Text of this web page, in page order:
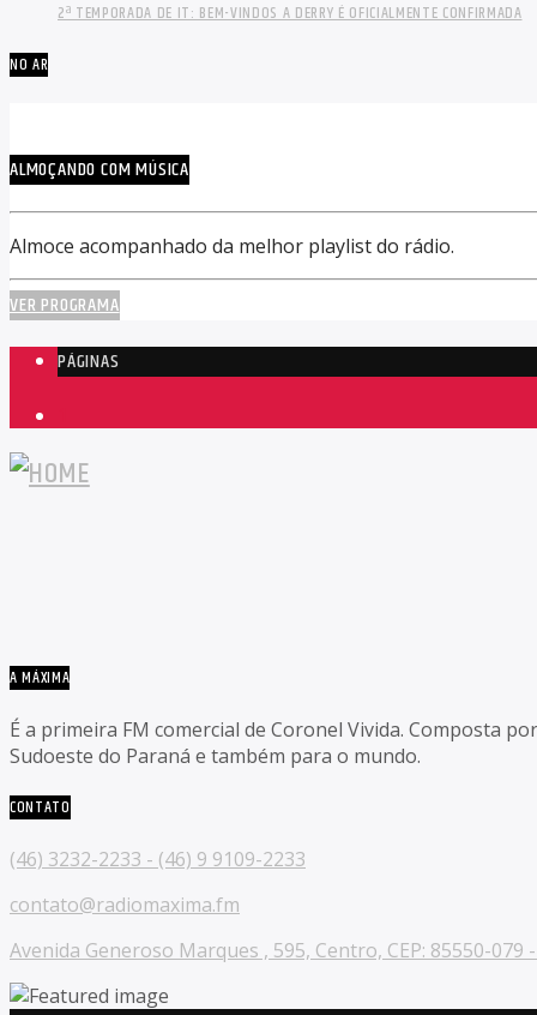
2ª TEMPORADA DE IT: BEM-VINDOS A DERRY É OFICIALMENTE CONFIRMADA
NO AR
ALMOÇANDO COM MÚSICA
Almoce acompanhado da melhor playlist do rádio.
VER PROGRAMA
PÁGINAS
A MÁXIMA
É a primeira FM comercial de Coronel Vivida. Composta
Sudoeste do Paraná e também para o mundo.
CONTATO
(46) 3232-2233 - (46) 9 9109-2233
contato@radiomaxima.fm
Avenida Generoso Marques , 595, Centro, CEP: 85550-079